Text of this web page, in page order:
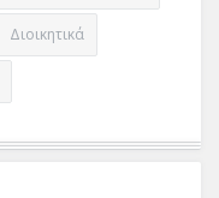
Διοικητικά